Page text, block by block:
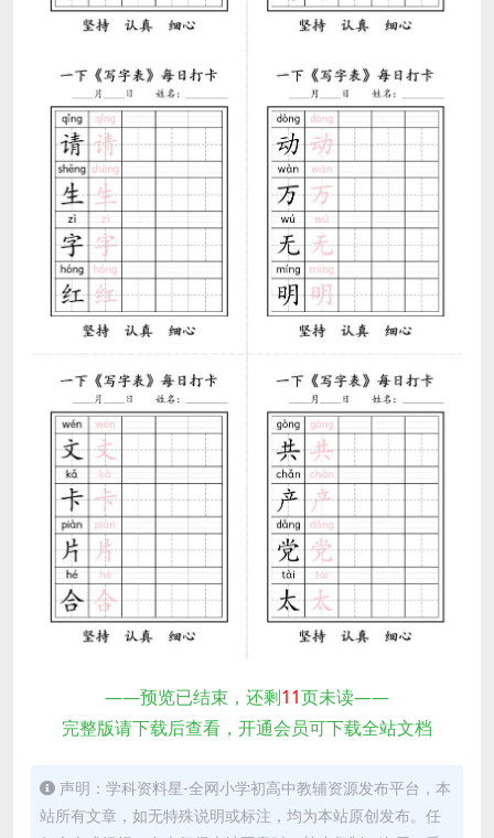
——预览已结束，还剩11页未读——
完整版请下载后查看，开通会员可下载全站文档
声明：学科资料星-全网小学初高中教辅资源发布平台，本
站所有文章，如无特殊说明或标注，均为本站原创发布。任